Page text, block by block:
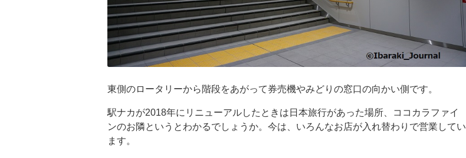
東側のロータリーから階段をあがって券売機やみどりの窓口の向かい側です。
駅ナカが2018年にリニューアルしたときは日本旅行があった場所、ココカラファイ
ンのお隣というとわかるでしょうか。今は、いろんなお店が入れ替わりで営業してい
ます。